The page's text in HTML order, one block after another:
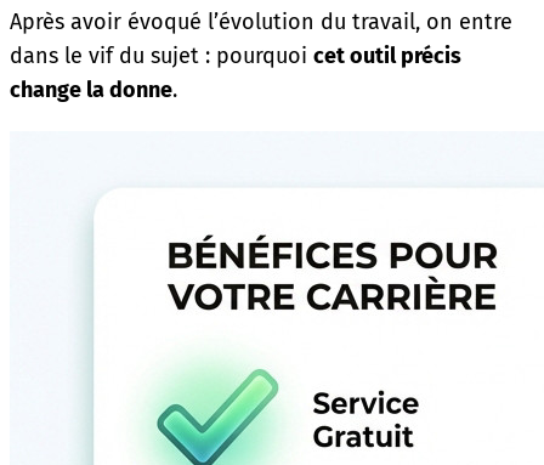
Après avoir évoqué l’évolution du travail, on entre
dans le vif du sujet : pourquoi cet outil précis
change la donne.